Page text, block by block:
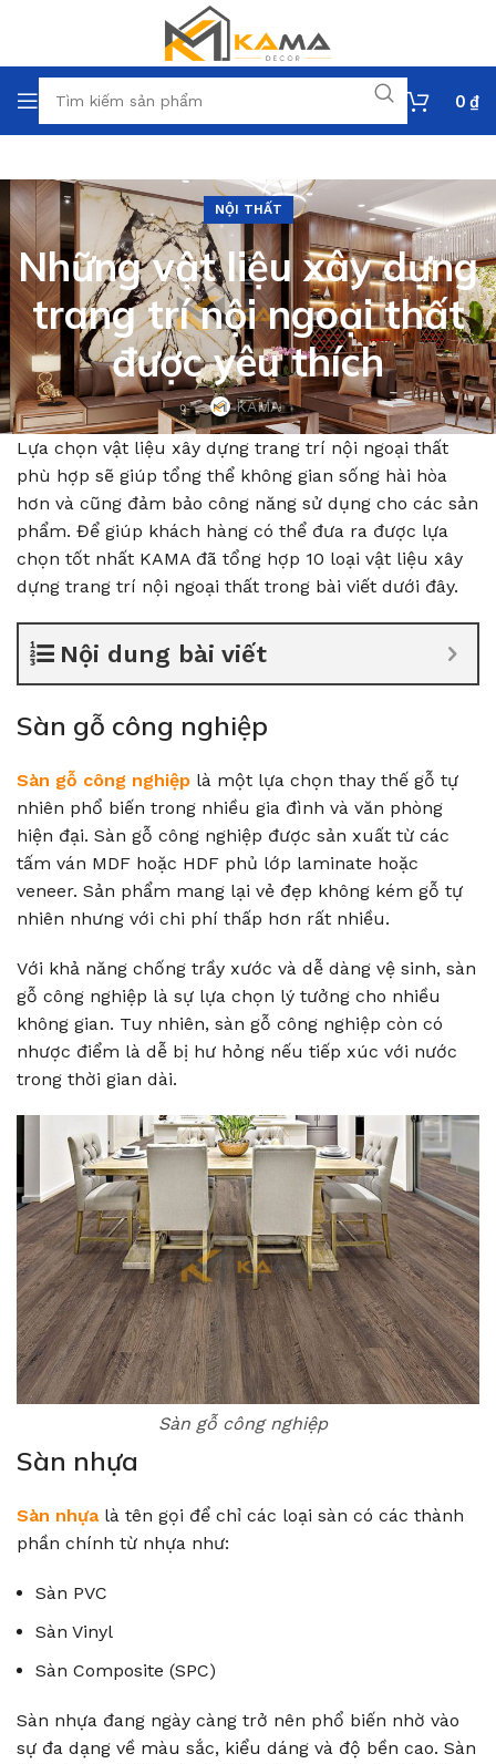
0 ₫
NỘI THẤT
Những vật liệu xây dựng
trang trí nội ngoại thất
được yêu thích
KAMA
Lựa chọn vật liệu xây dựng trang trí nội ngoại thất
phù hợp sẽ giúp tổng thể không gian sống hài hòa
hơn và cũng đảm bảo công năng sử dụng cho các sản
phẩm. Để giúp khách hàng có thể đưa ra được lựa
chọn tốt nhất KAMA đã tổng hợp 10 loại vật liệu xây
dựng trang trí nội ngoại thất trong bài viết dưới đây.
Nội dung bài viết
Sàn gỗ công nghiệp
Sàn gỗ công nghiệp là một lựa chọn thay thế gỗ tự
nhiên phổ biến trong nhiều gia đình và văn phòng
hiện đại. Sàn gỗ công nghiệp được sản xuất từ các
tấm ván MDF hoặc HDF phủ lớp laminate hoặc
veneer. Sản phẩm mang lại vẻ đẹp không kém gỗ tự
nhiên nhưng với chi phí thấp hơn rất nhiều.
Với khả năng chống trầy xước và dễ dàng vệ sinh, sàn
gỗ công nghiệp là sự lựa chọn lý tưởng cho nhiều
không gian. Tuy nhiên, sàn gỗ công nghiệp còn có
nhược điểm là dễ bị hư hỏng nếu tiếp xúc với nước
trong thời gian dài.
Sàn gỗ công nghiệp
Sàn nhựa
Sàn nhựalà tên gọi để chỉ các loại sàn có các thành
phần chính từ nhựa như:
Sàn PVC
Sàn Vinyl
Sàn Composite (SPC)
Sàn nhựa đang ngày càng trở nên phổ biến nhờ vào
sự đa dạng về màu sắc, kiểu dáng và độ bền cao. Sàn